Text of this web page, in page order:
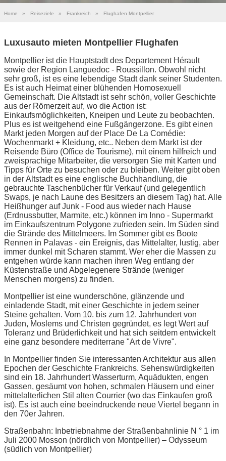
Home » Reiseziele » Frankreich » Flughafen Montpellier
Luxusauto mieten Montpellier Flughafen
Montpellier ist die Hauptstadt des Departement Hérault
sowie der Region Languedoc - Roussillon. Obwohl nicht
sehr groß, ist es eine lebendige Stadt dank seiner Studenten.
Es ist auch Heimat einer blühenden Homosexuell
Gemeinschaft. Die Altstadt ist sehr schön, voller Geschichte
aus der Römerzeit auf, wo die Action ist:
Einkaufsmöglichkeiten, Kneipen und Leute zu beobachten.
Plus es ist weitgehend eine Fußgängerzone. Es gibt einen
Markt jeden Morgen auf der Place De La Comédie:
Wochenmarkt + Kleidung, etc.. Neben dem Markt ist der
Reisende Büro (Office de Tourisme), mit einem hilfreich und
zweisprachige Mitarbeiter, die versorgen Sie mit Karten und
Tipps für Orte zu besuchen oder zu bleiben. Weiter gibt oben
in der Altstadt es eine englische Buchhandlung, die
gebrauchte Taschenbücher für Verkauf (und gelegentlich
Swaps, je nach Laune des Besitzers an diesem Tag) hat. Alle
Heißhunger auf Junk - Food aus wieder nach Hause
(Erdnussbutter, Marmite, etc.) können im Inno - Supermarkt
im Einkaufszentrum Polygone zufrieden sein. Im Süden sind
die Strände des Mittelmeers. Im Sommer gibt es Boote
Rennen in Palavas - ein Ereignis, das Mittelalter, lustig, aber
immer dunkel mit Scharen stammt. Wer eher die Massen zu
entgehen würde kann machen ihren Weg entlang der
Küstenstraße und Abgelegenere Strände (weniger
Menschen morgens) zu finden.
Montpellier ist eine wunderschöne, glänzende und
einladende Stadt, mit einer Geschichte in jedem seiner
Steine gehalten. Vom 10. bis zum 12. Jahrhundert von
Juden, Moslems und Christen gegründet, es legt Wert auf
Toleranz und Brüderlichkeit und hat sich seitdem entwickelt
eine ganz besondere mediterrane "Art de Vivre".
In Montpellier finden Sie interessanten Architektur aus allen
Epochen der Geschichte Frankreichs. Sehenswürdigkeiten
sind ein 18. Jahrhundert Wasserturm, Aquädukten, engen
Gassen, gesäumt von hohen, schmalen Häusern und einer
mittelalterlichen Stil alten Courrier (wo das Einkaufen groß
ist). Es ist auch eine beeindruckende neue Viertel begann in
den 70er Jahren.
Straßenbahn: Inbetriebnahme der Straßenbahnlinie N ° 1 im
Juli 2000 Mosson (nördlich von Montpellier) – Odysseum
(südlich von Montpellier)